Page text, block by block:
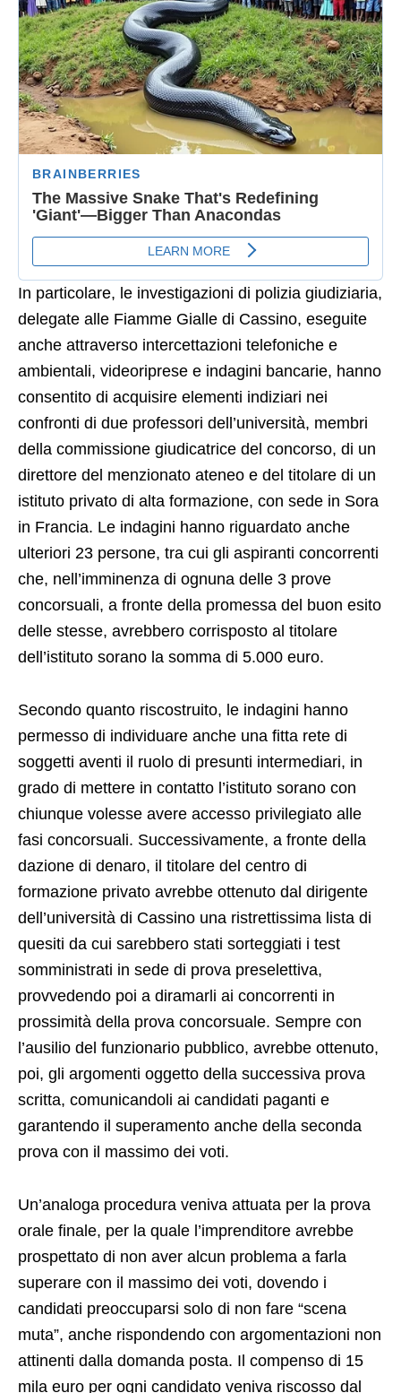
In particolare, le investigazioni di polizia giudiziaria,
delegate alle Fiamme Gialle di Cassino, eseguite
anche attraverso intercettazioni telefoniche e
ambientali, videoriprese e indagini bancarie, hanno
consentito di acquisire elementi indiziari nei
confronti di due professori dell’università, membri
della commissione giudicatrice del concorso, di un
direttore del menzionato ateneo e del titolare di un
istituto privato di alta formazione, con sede in Sora
in Francia. Le indagini hanno riguardato anche
ulteriori 23 persone, tra cui gli aspiranti concorrenti
che, nell’imminenza di ognuna delle 3 prove
concorsuali, a fronte della promessa del buon esito
delle stesse, avrebbero corrisposto al titolare
dell’istituto sorano la somma di 5.000 euro.
Secondo quanto riscostruito, le indagini hanno
permesso di individuare anche una fitta rete di
soggetti aventi il ruolo di presunti intermediari, in
grado di mettere in contatto l’istituto sorano con
chiunque volesse avere accesso privilegiato alle
fasi concorsuali. Successivamente, a fronte della
dazione di denaro, il titolare del centro di
formazione privato avrebbe ottenuto dal dirigente
dell’università di Cassino una ristrettissima lista di
quesiti da cui sarebbero stati sorteggiati i test
somministrati in sede di prova preselettiva,
provvedendo poi a diramarli ai concorrenti in
prossimità della prova concorsuale. Sempre con
l’ausilio del funzionario pubblico, avrebbe ottenuto,
poi, gli argomenti oggetto della successiva prova
scritta, comunicandoli ai candidati paganti e
garantendo il superamento anche della seconda
prova con il massimo dei voti.
Un’analoga procedura veniva attuata per la prova
orale finale, per la quale l’imprenditore avrebbe
prospettato di non aver alcun problema a farla
superare con il massimo dei voti, dovendo i
candidati preoccuparsi solo di non fare “scena
muta”, anche rispondendo con argomentazioni non
attinenti dalla domanda posta. Il compenso di 15
mila euro per ogni candidato veniva riscosso dal